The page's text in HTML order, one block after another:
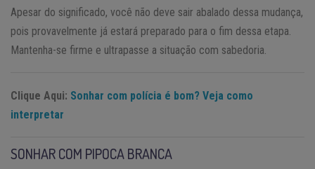
Apesar do significado, você não deve sair abalado dessa mudança,
pois provavelmente já estará preparado para o fim dessa etapa.
Mantenha-se firme e ultrapasse a situação com sabedoria.
Clique Aqui: Sonhar com polícia é bom? Veja como
interpretar
SONHAR COM PIPOCA BRANCA